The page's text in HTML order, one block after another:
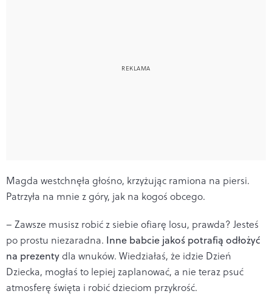
Magda westchnęła głośno, krzyżując ramiona na piersi.
Patrzyła na mnie z góry, jak na kogoś obcego.
– Zawsze musisz robić z siebie ofiarę losu, prawda? Jesteś
po prostu niezaradna. Inne babcie jakoś potrafią odłożyć
na prezentydla wnuków. Wiedziałaś, że idzie Dzień
Dziecka, mogłaś to lepiej zaplanować, a nie teraz psuć
atmosferę święta i robić dzieciom przykrość.